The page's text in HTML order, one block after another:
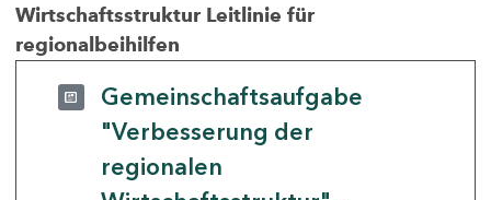
Wirtschaftsstruktur Leitlinie für
regionalbeihilfen
Gemeinschaftsaufgabe
"Verbesserung der
regionalen